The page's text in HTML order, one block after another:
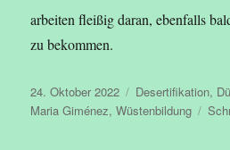
arbeiten fleißig daran, ebenfalls
zu bekommen.
Veröffentlicht
am
24. Oktober 2022 Kategorien
Desertifikation,
Maria Giménez,Wüstenbildung